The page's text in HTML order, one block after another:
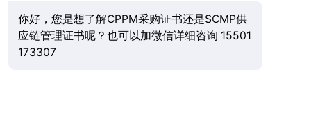
你好，您是想了解CPPM采购证书还是SCMP供
应链管理证书呢？也可以加微信详细咨询 15501
173307